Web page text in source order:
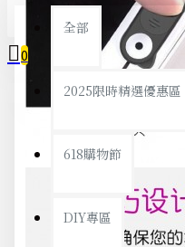
全部
2025限時精選優惠區
618購物節
DIY專區
0
您的購物車內沒有商品！